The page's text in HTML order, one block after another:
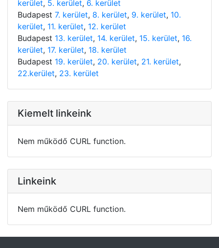
kerület, 5. kerület, 6. kerület
Budapest 7. kerület, 8. kerület, 9. kerület, 10.
kerület, 11. kerület, 12. kerület
Budapest 13. kerület, 14. kerület, 15. kerület, 16.
kerület, 17. kerület, 18. kerület
Budapest 19. kerület, 20. kerület, 21. kerület,
22.kerület, 23. kerület
Kiemelt linkeink
Nem működő CURL function.
Linkeink
Nem működő CURL function.